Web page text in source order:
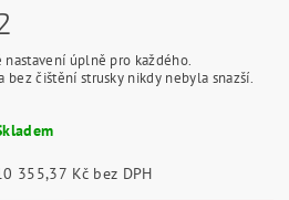
úplně pro každého.
bez čištění strusky nikdy nebyla snazší.
10 355,37 Kč bez DPH